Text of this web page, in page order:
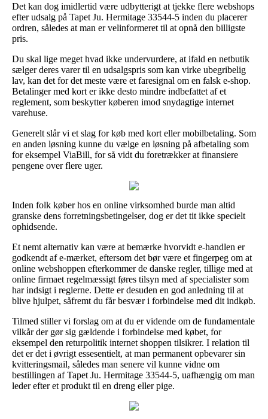
Det kan dog imidlertid være udbytterigt at tjekke flere webshops
efter udsalg på Tapet Ju. Hermitage 33544-5 inden du placerer
ordren, således at man er velinformeret til at opnå den billigste
pris.
Du skal lige meget hvad ikke undervurdere, at ifald en netbutik
sælger deres varer til en udsalgspris som kan virke ubegribelig
lav, kan det for det meste være et faresignal om en falsk e-shop.
Betalinger med kort er ikke desto mindre indbefattet af et
reglement, som beskytter køberen imod snydagtige internet
varehuse.
Generelt slår vi et slag for køb med kort eller mobilbetaling. Som
en anden løsning kunne du vælge en løsning på afbetaling som
for eksempel ViaBill, for så vidt du foretrækker at finansiere
pengene over flere uger.
Inden folk køber hos en online virksomhed burde man altid
granske dens forretningsbetingelser, dog er det tit ikke specielt
ophidsende.
Et nemt alternativ kan være at bemærke hvorvidt e-handlen er
godkendt af e-mærket, eftersom det bør være et fingerpeg om at
online webshoppen efterkommer de danske regler, tillige med at
online firmaet regelmæssigt føres tilsyn med af specialister som
har indsigt i reglerne. Dette er desuden en god anledning til at
blive hjulpet, såfremt du får besvær i forbindelse med dit indkøb.
Tilmed stiller vi forslag om at du er vidende om de fundamentale
vilkår der gør sig gældende i forbindelse med købet, for
eksempel den returpolitik internet shoppen tilsikrer. I relation til
det er det i øvrigt essesentielt, at man permanent opbevarer sin
kvitteringsmail, således man senere vil kunne vidne om
bestillingen af Tapet Ju. Hermitage 33544-5, uafhængig om man
leder efter et produkt til en dreng eller pige.